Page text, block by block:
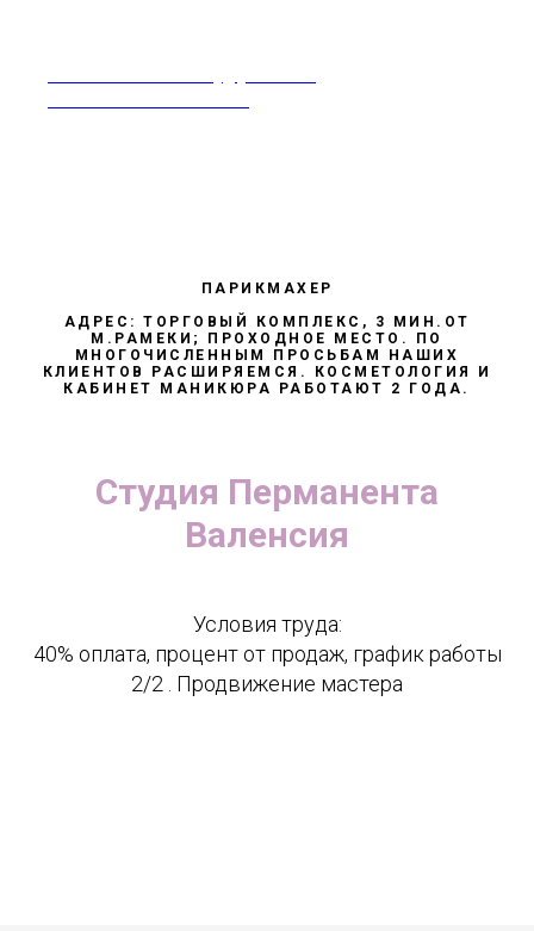
ПАРИКМАХЕР
АДРЕС: ТОРГОВЫЙ КОМПЛЕКС, 3 МИН.ОТ
М.РАМЕКИ; ПРОХОДНОЕ МЕСТО. ПО
МНОГОЧИСЛЕННЫМ ПРОСЬБАМ НАШИХ
КЛИЕНТОВ РАСШИРЯЕМСЯ. КОСМЕТОЛОГИЯ И
КАБИНЕТ МАНИКЮРА РАБОТАЮТ 2 ГОДА.
Студия Перманента
Валенсия
Условия труда:
40% оплата, процент от продаж, график работы
2/2 . Продвижение мастера